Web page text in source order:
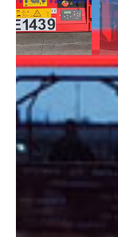
Las Tijeras Eléctricas
una altura desde los
anti-huellas y